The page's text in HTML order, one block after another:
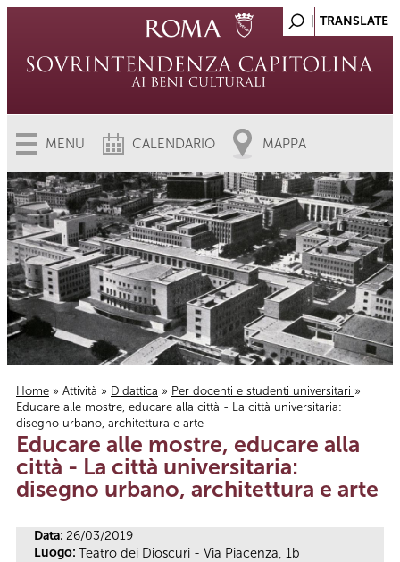
MENU CALENDARIO MAPPA
Tu sei qui
Home » Attività » Didattica » Per docenti e studenti universitari »
Educare alle mostre, educare alla città - La città universitaria:
disegno urbano, architettura e arte
Educare alle mostre, educare alla
città - La città universitaria:
disegno urbano, architettura e arte
Data: 26/03/2019
Luogo: Teatro dei Dioscuri - Via Piacenza, 1b